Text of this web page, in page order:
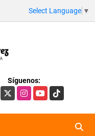
Select Language ▼
Síguenos:
X InstagramYouTubeTikTok